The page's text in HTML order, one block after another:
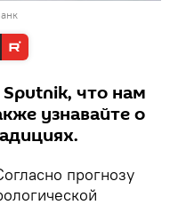
что нам
узнавайте о
прогнозу